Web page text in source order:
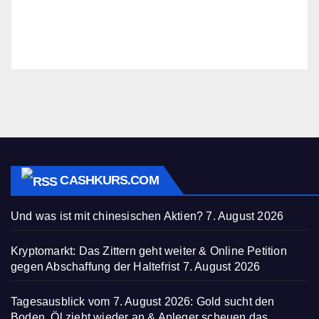
CASHKURS.COM
Und was ist mit chinesischen Aktien? 7. August 2026
Kryptomarkt: Das Zittern geht weiter & Online Petition
gegen Abschaffung der Haltefrist 7. August 2026
Tagesausblick vom 7. August 2026: Gold sucht den